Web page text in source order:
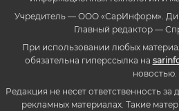
Учредитель — ООО «СарИнформ».
Главный редактор —
При использовании любых
обязательна гиперссылка на
новостью.
Редакция не несет ответственность
рекламных материалах. Такие